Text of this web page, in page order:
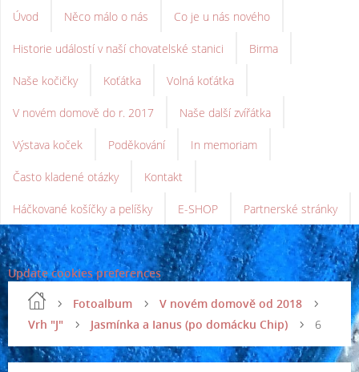
Úvod Něco málo o nás Co je u nás nového
Historie událostí v naší chovatelské stanici Birma
Naše kočičky Koťátka Volná koťátka
V novém domově do r. 2017 Naše další zvířátka
Výstava koček Poděkování In memoriam
Často kladené otázky Kontakt
Háčkované košíčky a pelíšky E-SHOP Partnerské stránky
Update cookies preferences
Fotoalbum
V novém domově od 2018
Vrh "J"
Jasmínka a Ianus (po domácku Chip) 6